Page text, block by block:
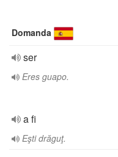
Domanda
ser
Eres guapo.
a fi
Eşti drăguţ.